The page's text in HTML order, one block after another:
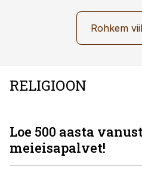
Rohkem
RELIGIOON
Loe 500 aasta
meieisapalvet!